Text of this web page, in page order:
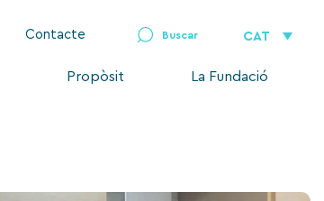
Contacte CAT
Propòsit La Fundació